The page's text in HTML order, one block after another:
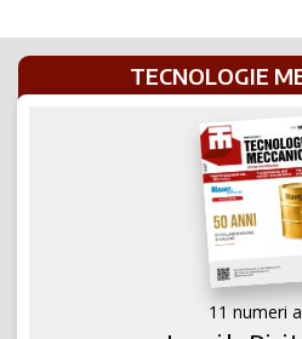
TECNOLOGIE
11 numeri